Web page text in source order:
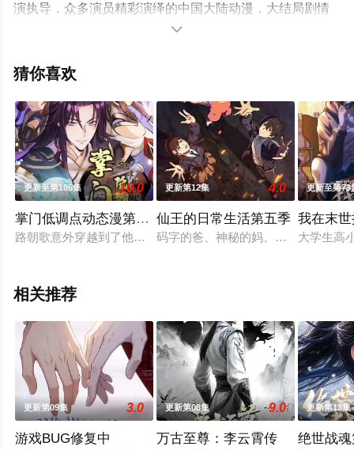
演执导，众多演员精彩演绎的中国大陆动漫，大结局剧情
已揭晓（已完结），手机免费观看高清无删减完整版动漫
视猫或剧情网等平台了解。

猜你喜欢
更新至第105集 10.0
掌门低调点动态漫第三季动态漫
路朝歌意外穿越到了他最喜欢的游戏《天玄界》中，开局成为
更新第12集 4.0
仙王的日常生活第五季
码字的爸、神秘的妈、全新的妹妹和
更新至第73
我在末
大学生高
相关推荐
更新第09集 3.0
游戏BUG修复中
更新第08集 9.0
万古至尊：李云霄传
更新第13集
绝世战